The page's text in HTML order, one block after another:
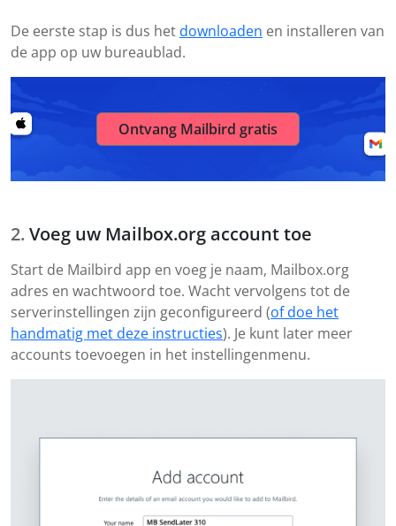
De eerste stap is dus het downloaden en installeren van
de app op uw bureaublad.
Ontvang Mailbird gratis
Voeg uw Mailbox.org account toe
Start de Mailbird app en voeg je naam, Mailbox.org
adres en wachtwoord toe. Wacht vervolgens tot de
serverinstellingen zijn geconfigureerd (of doe het
handmatig met deze instructies). Je kunt later meer
accounts toevoegen in het instellingenmenu.